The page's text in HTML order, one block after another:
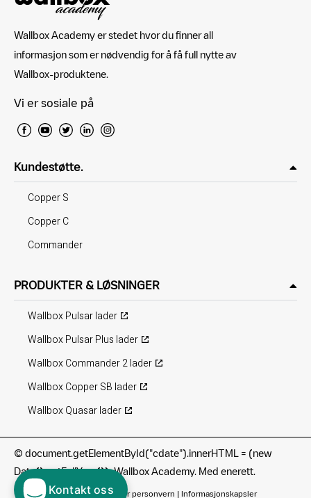
Wallbox Academy er stedet hvor du finner all
informasjon som er nødvendig for å få full nytte av
Wallbox-produktene.
Vi er sosiale på
Kundestøtte.
Copper S
Copper C
Commander
PRODUKTER & LØSNINGER
Wallbox Pulsar lader
Wallbox Pulsar Plus lader
Wallbox Commander 2 lader
Wallbox Copper SB lader
Wallbox Quasar lader
© document.getElementById("cdate").innerHTML = (new
Date().getFullYear()); Wallbox Academy. Med enerett.
Bruksvilkår| Retningslinjer for personvern | Informasjonskapsler
Kontakt oss